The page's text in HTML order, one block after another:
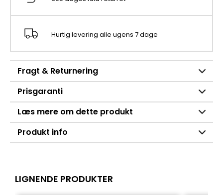
Hurtig levering alle ugens 7 dage
Fragt & Returnering
Prisgaranti
Læs mere om dette produkt
Produkt info
LIGNENDE PRODUKTER